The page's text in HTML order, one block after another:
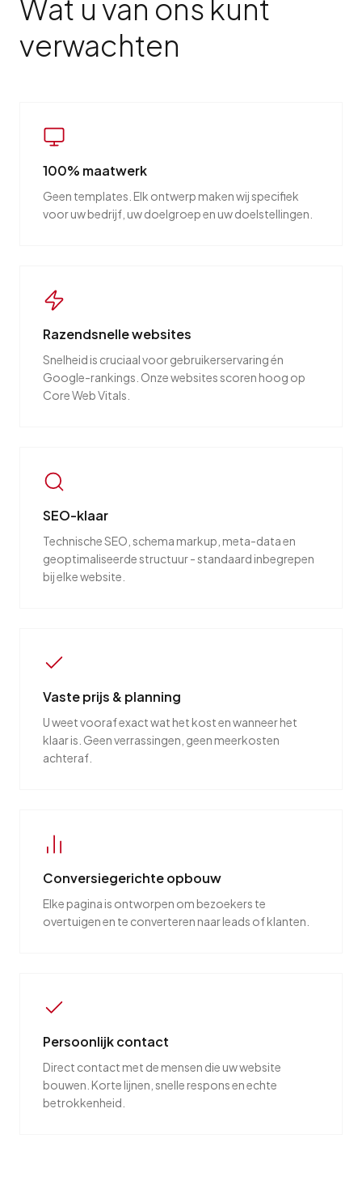
Wat u van ons kunt
verwachten
100% maatwerk
Geen templates. Elk ontwerp maken wij specifiek
voor uw bedrijf, uw doelgroep en uw doelstellingen.
Razendsnelle websites
Snelheid is cruciaal voor gebruikerservaring én
Google-rankings. Onze websites scoren hoog op
Core Web Vitals.
SEO-klaar
Technische SEO, schema markup, meta-data en
geoptimaliseerde structuur - standaard inbegrepen
bij elke website.
Vaste prijs & planning
U weet vooraf exact wat het kost en wanneer het
klaar is. Geen verrassingen, geen meerkosten
achteraf.
Conversiegerichte opbouw
Elke pagina is ontworpen om bezoekers te
overtuigen en te converteren naar leads of klanten.
Persoonlijk contact
Direct contact met de mensen die uw website
bouwen. Korte lijnen, snelle respons en echte
betrokkenheid.